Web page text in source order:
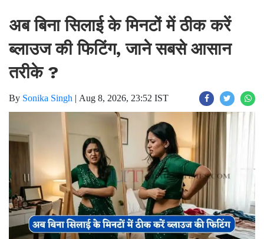
अब बिना सिलाई के मिनटों में ठीक करें
ब्लाउज की फिटिंग, जाने सबसे आसान
तरीके ?
By Sonika Singh | Aug 8, 2026, 23:52 IST